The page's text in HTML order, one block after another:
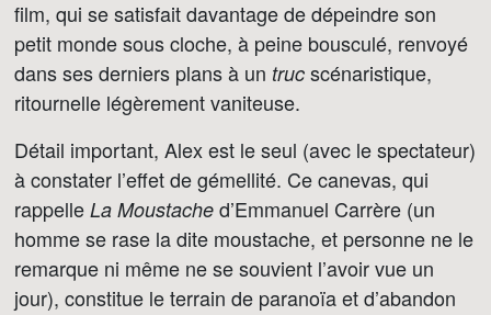
film, qui se satisfait davantage de dépeindre son
petit monde sous cloche, à peine bousculé, renvoyé
dans ses derniers plans à un truc scénaristique,
ritournelle légèrement vaniteuse.
Détail important, Alex est le seul (avec le spectateur)
à constater l’effet de gémellité. Ce canevas, qui
rappelle La Moustache d’Emmanuel Carrère (un
homme se rase la dite moustache, et personne ne le
remarque ni même ne se souvient l’avoir vue un
jour), constitue le terrain de paranoïa et d’abandon